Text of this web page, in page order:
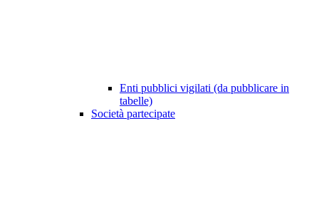
Enti pubblici vigilati (da pubblicare in
tabelle)
Società partecipate